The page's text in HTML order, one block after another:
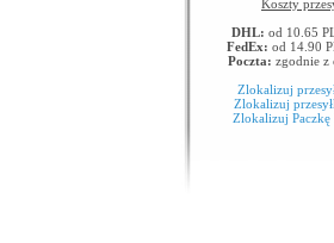
Koszty
DHL: od 10.65
FedEx: od 14.90
Poczta: zgodnie z
Zlokalizuj
Zlokalizuj
Zlokalizuj Paczkę